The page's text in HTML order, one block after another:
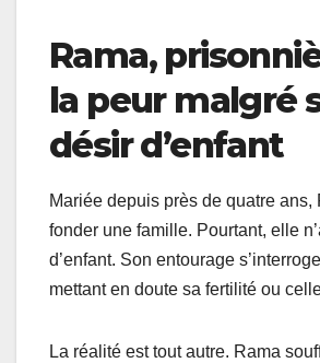
Rama,
la peur malgré
désir d’enfant
Mariée depuis près de quatre ans,
fonder une famille. Pourtant, elle
d’enfant. Son entourage
mettant en doute sa fertilité ou
La réalité est tout autre. Rama